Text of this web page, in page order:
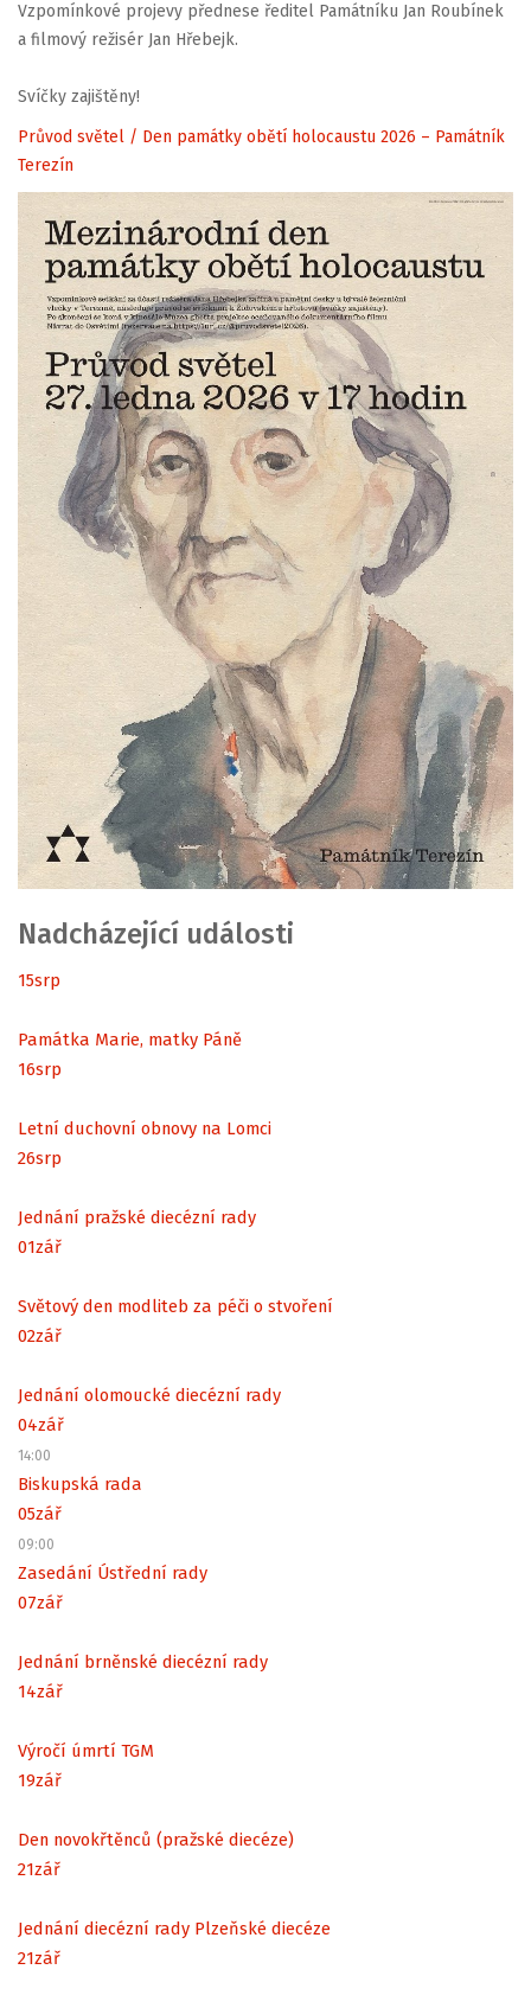
Vzpomínkové projevy přednese ředitel Památníku Jan Roubínek
a filmový režisér Jan Hřebejk.
Svíčky zajištěny!
Průvod světel / Den památky obětí holocaustu 2026 – Památník
Terezín
Nadcházející události
15srp
Památka Marie, matky Páně
16srp
Letní duchovní obnovy na Lomci
26srp
Jednání pražské diecézní rady
01zář
Světový den modliteb za péči o stvoření
02zář
Jednání olomoucké diecézní rady
04zář
14:00
Biskupská rada
05zář
09:00
Zasedání Ústřední rady
07zář
Jednání brněnské diecézní rady
14zář
Výročí úmrtí TGM
19zář
Den novokřtěnců (pražské diecéze)
21zář
Jednání diecézní rady Plzeňské diecéze
21zář